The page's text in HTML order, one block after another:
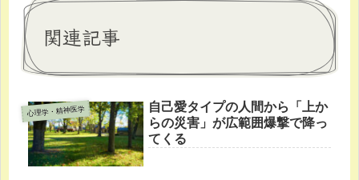
関連記事
心理学・精神医学
自己愛タイプの人間から「上か
らの災害」が広範囲爆撃で降っ
てくる